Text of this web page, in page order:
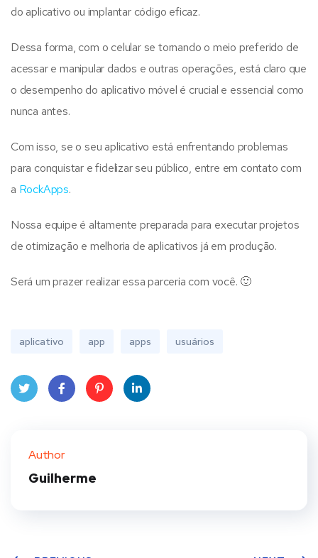
do aplicativo ou implantar código eficaz.
Dessa forma, com o celular se tornando o meio preferido de
acessar e manipular dados e outras operações, está claro que
o desempenho do aplicativo móvel é crucial e essencial como
nunca antes.
Com isso, se o seu aplicativo está enfrentando problemas
para conquistar e fidelizar seu público, entre em contato com
a RockApps.
Nossa equipe é altamente preparada para executar projetos
de otimização e melhoria de aplicativos já em produção.
Será um prazer realizar essa parceria com você. 🙂
aplicativo app apps usuários
Author
Guilherme